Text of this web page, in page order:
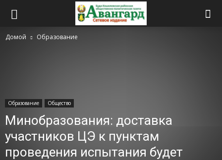
Домой Образование
Образование Общество
Минобразования: доставка
участников ЦЭ к пунктам
проведения испытания будет